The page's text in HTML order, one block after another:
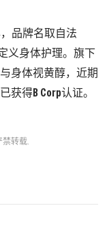
品牌名取自法
义身体护理。旗下
身体视黄醇，近期
获得B Corp认证。
禁转载.